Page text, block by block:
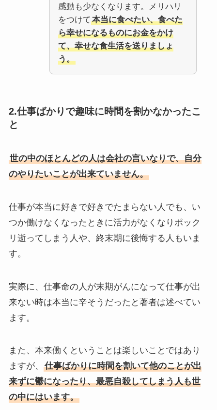
感動も少なくなります。メリハリ
をつけて 本当に食べたい、食べた
ら幸せになるものにお金をかけ
て、幸せな食生活を送りましょ
う。
2.仕事ばかりで趣味に時間を割かなかったこ
と
世の中のほとんどの人は会社の言いなりで、自分
のやりたいことが出来ていません。
仕事が本当に好きで好きでたまらない人でも、い
つか働けなくなったときに活力がなくなりポック
リ逝ってしまう人や、終末期に後悔する人もいま
す。
実際に、仕事命の人が末期がんになって仕事が出
来ない時は本当に辛そうだったと著者は述べてい
ます。
また、本来働くということは楽しいことではあり
ますが、 仕事ばかりに時間を割いて他のことが出
来ずに鬱になったり、最悪自殺してしまう人も世
の中にはいます。